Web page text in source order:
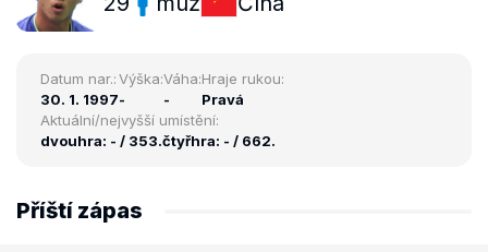
Datum nar.:
30. 1. 1997
Výška:
-
Váha:
-
Hraje rukou:
Pravá
Aktuální/nejvyšší umístění:
dvouhra: - / 353.čtyřhra: - / 662.
Příští zápas